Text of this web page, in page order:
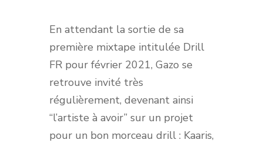
En attendant la sortie de sa
première mixtape intitulée Drill
FR pour février 2021, Gazo se
retrouve invité très
régulièrement, devenant ainsi
“l’artiste à avoir” sur un projet
pour un bon morceau drill : Kaaris,